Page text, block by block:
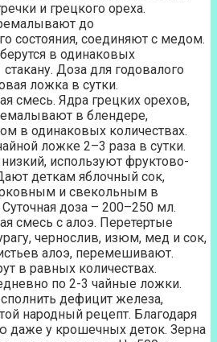
и грецкого ореха.
до
состояния, соединяют с медом.
в одинаковых
стакану. Доза для годовалого
ложка в сутки.
смесь. Ядра грецких орехов,
в блендере,
в одинаковых количествах.
ложке 2–3 раза в сутки.
используют фруктово-
деткам яблочный сок,
и свекольным в
доза – 200–250 мл.
смесь с алоэ. Перетертые
чернослив, изюм, мед и сок,
алоэ, перемешивают.
в равных количествах.
по 2-3 чайные ложки.
дефицит железа,
народный рецепт. Благодаря
даже у крошечных деток. Зерна